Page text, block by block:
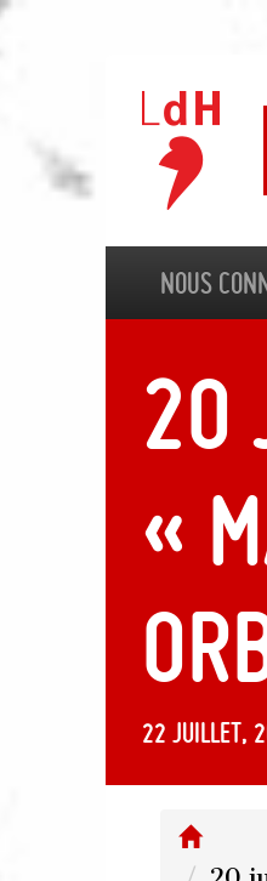
Nous
«
22 juillet,